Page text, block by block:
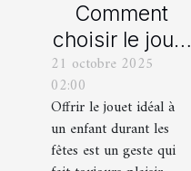
Comment
choisir le jouet
parfait pour
chaque âge
durant les
fêtes ?
21 octobre 2025
02:00
Offrir le jouet idéal à
un enfant durant les
fêtes est un geste qui